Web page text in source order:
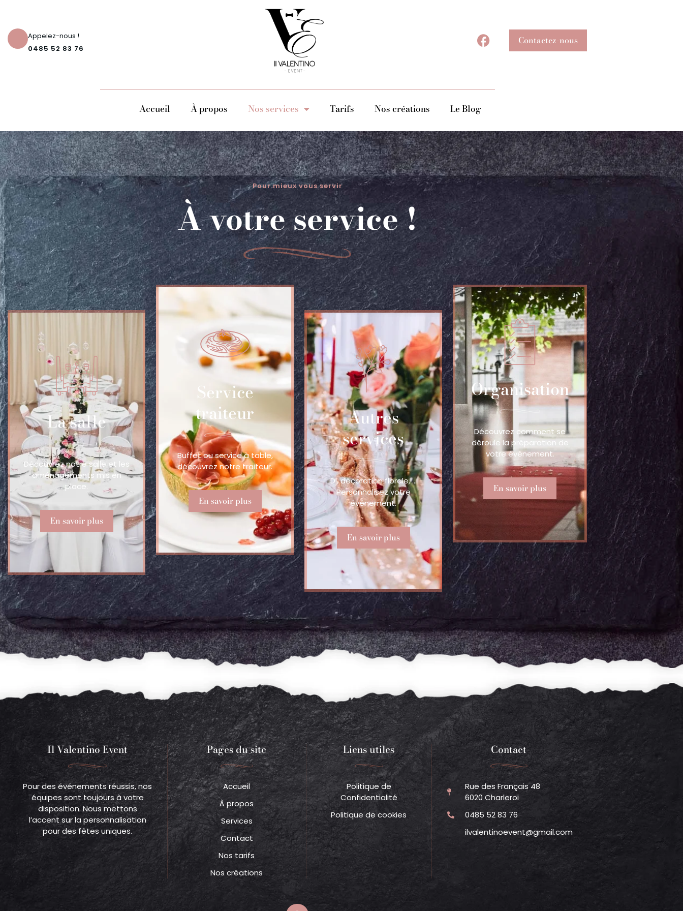
Appelez-nous !
0485 52 83 76
Contactez-nous
Accueil À propos Nos services Tarifs Nos créations Le Blog
Pour mieux vous servir
À votre service !
La salle
Découvrez notre salle et les
aménagements mis en
place.
En savoir plus
Service
traiteur
Buffet ou service à table,
découvrez notre traiteur.
En savoir plus
Autres
services
Dj, décoration florale, …
Personnalisez votre
événement.
En savoir plus
Organisation
Découvrez comment se
déroule la préparation de
votre événement.
En savoir plus
Il Valentino Event
Pour des événements réussis, nos
équipes sont toujours à votre
disposition. Nous mettons
l’accent sur la personnalisation
pour des fêtes uniques.
Pages du site
Accueil
À propos
Services
Contact
Nos tarifs
Nos créations
Liens utiles
Politique de
Confidentialité
Politique de cookies
Contact
Rue des Français 48
6020 Charleroi
0485 52 83 76
ilvalentinoevent@gmail.com